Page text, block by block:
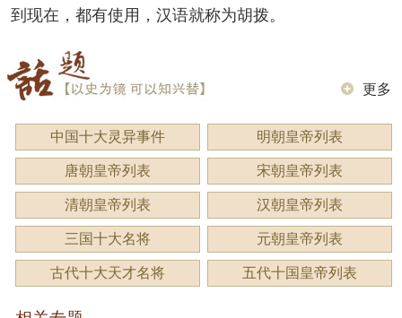
到现在，都有使用，汉语就称为胡拨。
更多
中国十大灵异事件 明朝皇帝列表
唐朝皇帝列表 宋朝皇帝列表
清朝皇帝列表 汉朝皇帝列表
三国十大名将 元朝皇帝列表
古代十大天才名将 五代十国皇帝列表